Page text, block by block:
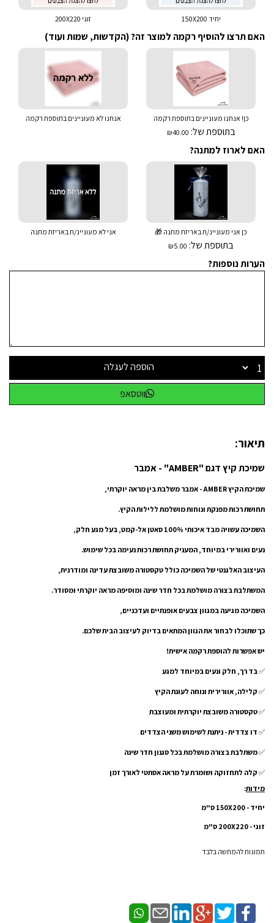
יחיד 150X200 זוגי 200X220
האם תרצו להוסיף רקמה למוצר זה? (הקדשות, שמות ועוד)
כן! אנחנו מעוניינים בתוספת רקמה
בתוספת של: ₪40.00
אנחנו לא מעוניינים בתוספת רקמה
האם לארוז למתנה?
כן אני מעוניינ/ת באריזת מתנה 🎁
בתוספת של: ₪5.00
אני לא מעוניינ/ת באריזת מתנה
הערות נוספות?
הוספה לעגלה
ווטסאפ
תיאור:
שמיכת קיץ דגם "AMBER" - אמבר
שמיכת הקיץ AMBER - אמבר משלבת בין מראה יוקרתי,
תחושת רכות מפנקת ונוחות מושלמת ללילות הקיץ.
השמיכה עשויה מבד איכותי 100% סאטן אל-קמט, בעל מגע חלק,
נעים ואוורירי במיוחד, המעניק תחושת רכות נעימה בכל שימוש.
העיצוב האלגנטי של השמיכה כולל טקסטורה משובצת עדינה ומודרנית,
המשתלבת בצורה מושלמת בכל חדר שינה ומוסיפה מראה יוקרתי ומסודר.
השמיכה מגיעה במגוון צבעים אופנתיים ועדכניים,
כך שתוכלו לבחור את הגוון המתאים בדיוק לעיצוב הבית שלכם.
יש אפשרות להוספת רקמה אישית!
✅בד רך, חלק ונעים במיוחד למגע
✅ קלילה, אוורירית ונוחה לעונת הקיץ
✅טקסטורה משובצת יוקרתית ומעוצבת
✅ דו צדדית - ניתנת לשימוש משני הצדדים
✅משתלבת בצורה מושלמת בכל סגנון חדר שינה
✅ קלה לתחזוקה ושומרת על מראה אסתטי לאורך זמן
מידות:
יחיד - 150X200 ס"מ
זוגי - 200X220 ס"מ
תמונות להמחשה בלבד